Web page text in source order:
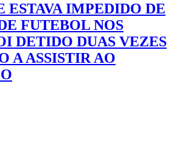
ESTAVA IMPEDIDO DE
FUTEBOL NOS
DETIDO DUAS VEZES
A ASSISTIR AO